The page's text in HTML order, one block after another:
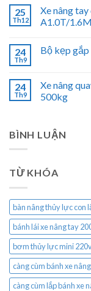
25
Th12
Xe nâng
A1.0T/
24
Th9
Bộ kẹp
24
Th9
Xe nâng
500kg
BÌNH LUẬN
TỪ KHÓA
bàn nâng thủy lực con
bánh lái xe nâng tay
bơm thủy lực mini
càng cùm bánh xe
càng cùm lắp bánh xe